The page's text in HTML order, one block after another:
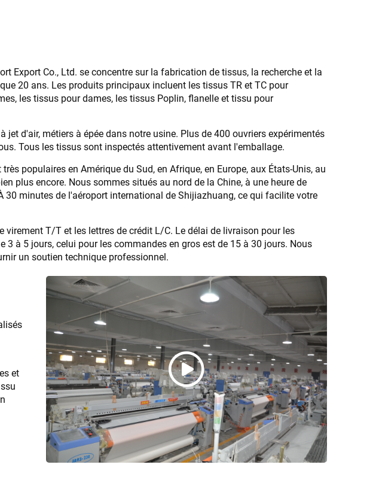
Export Co., Ltd. se concentre sur la fabrication de tissus, la recherche et la
20 ans. Les produits principaux incluent les tissus TR et TC pour
les tissus pour dames, les tissus Poplin, flanelle et tissu pour
à jet d'air, métiers à épée dans notre usine. Plus de 400 ouvriers expérimentés
Tous les tissus sont inspectés attentivement avant l'emballage.
populaires en Amérique du Sud, en Afrique, en Europe, aux États-Unis, au
plus encore. Nous sommes situés au nord de la Chine, à une heure de
30 minutes de l'aéroport international de Shijiazhuang, ce qui facilite votre
virement T/T et les lettres de crédit L/C. Le délai de livraison pour les
3 à 5 jours, celui pour les commandes en gros est de 15 à 30 jours. Nous
un soutien technique professionnel.
et